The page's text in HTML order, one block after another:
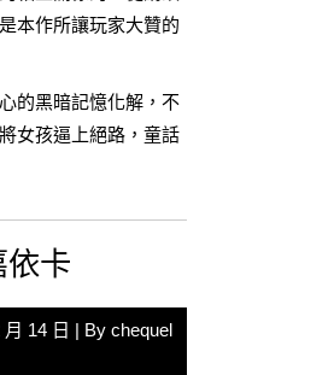
本作所讓玩家大贊的
的黑暗記憶化解，不
女孩逼上絕路，童話
依卡
14 日 | By chequel